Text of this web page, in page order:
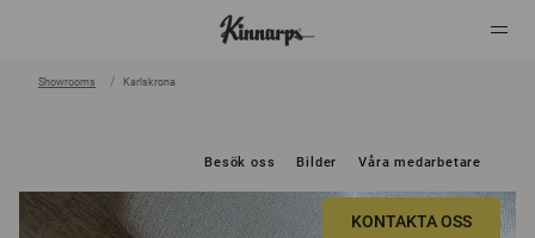
Showrooms Karlskrona
Besök oss Bilder Våra medarbetare
KONTAKTA OSS